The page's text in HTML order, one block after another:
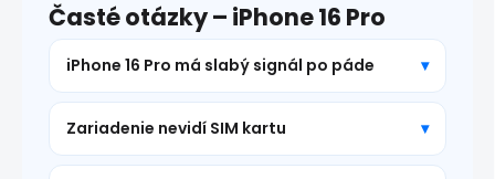
Časté otázky – iPhone 16 Pro
iPhone 16 Pro má slabý signál po páde
Zariadenie nevidí SIM kartu